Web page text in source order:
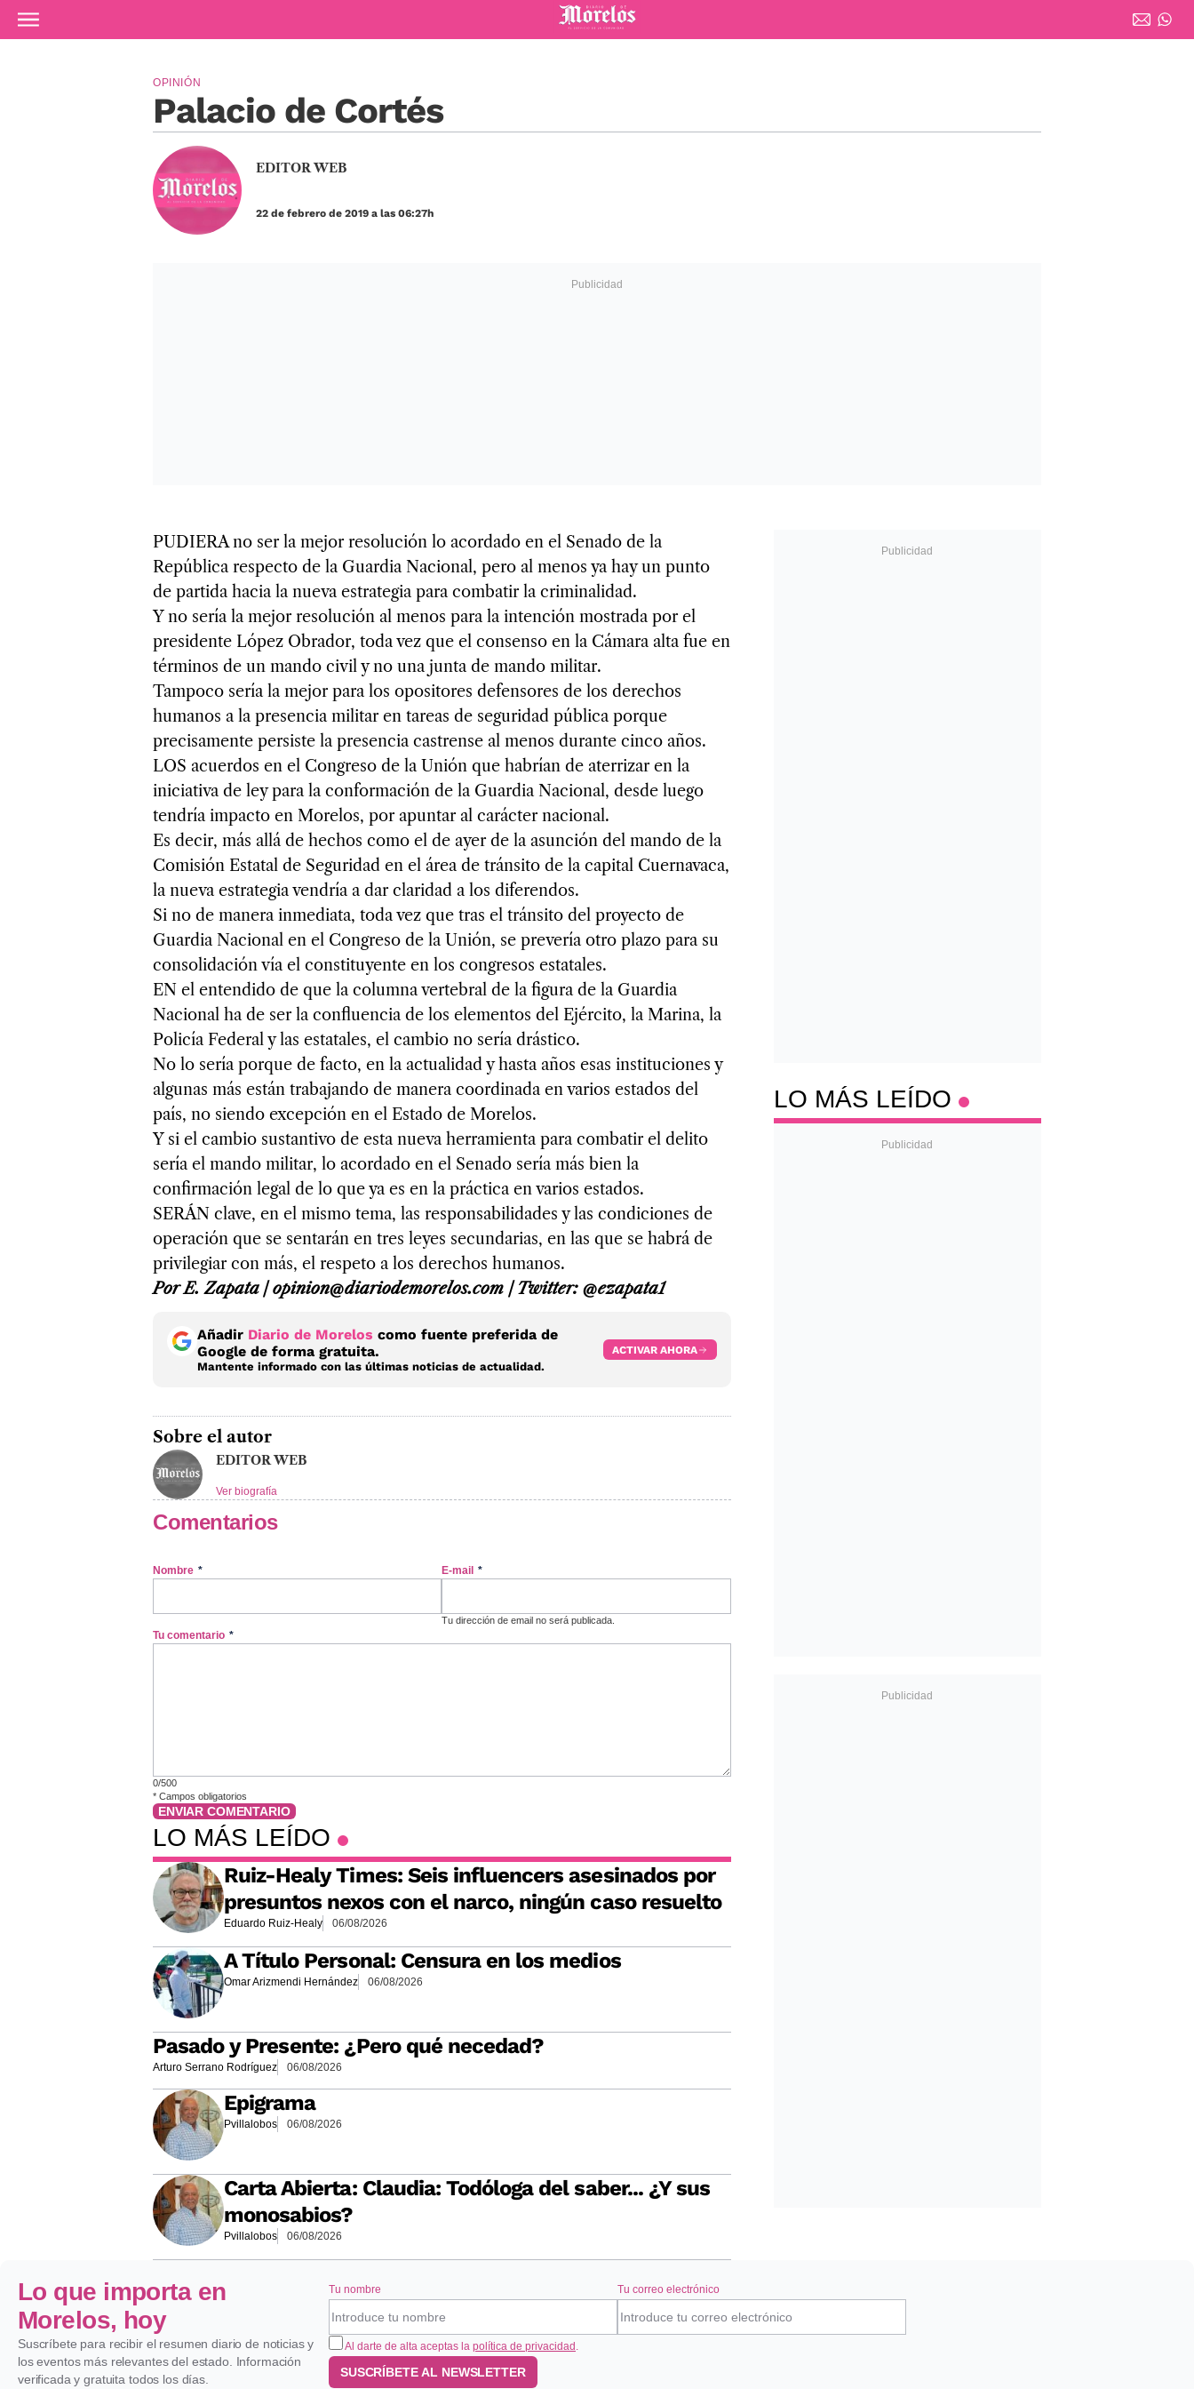
Ir al contenido principal
Diario de Morelos
Palacio de Cortés
OPINIÓN
EDITOR WEB
22 de febrero de 2019 a las 06:27h
PUDIERA no ser la mejor resolución lo acordado en el Senado de la
República respecto de la Guardia Nacional, pero al menos ya hay un punto
de partida hacia la nueva estrategia para combatir la criminalidad.
Y no sería la mejor resolución al menos para la intención mostrada por el
presidente López Obrador, toda vez que el consenso en la Cámara alta fue en
términos de un mando civil y no una junta de mando militar.
Tampoco sería la mejor para los opositores defensores de los derechos
humanos a la presencia militar en tareas de seguridad pública porque
precisamente persiste la presencia castrense al menos durante cinco años.
LOS acuerdos en el Congreso de la Unión que habrían de aterrizar en la
iniciativa de ley para la conformación de la Guardia Nacional, desde luego
tendría impacto en Morelos, por apuntar al carácter nacional.
Es decir, más allá de hechos como el de ayer de la asunción del mando de la
Comisión Estatal de Seguridad en el área de tránsito de la capital Cuernavaca,
la nueva estrategia vendría a dar claridad a los diferendos.
Si no de manera inmediata, toda vez que tras el tránsito del proyecto de
Guardia Nacional en el Congreso de la Unión, se prevería otro plazo para su
consolidación vía el constituyente en los congresos estatales.
EN el entendido de que la columna vertebral de la figura de la Guardia
Nacional ha de ser la confluencia de los elementos del Ejército, la Marina, la
Policía Federal y las estatales, el cambio no sería drástico.
No lo sería porque de facto, en la actualidad y hasta años esas instituciones y
algunas más están trabajando de manera coordinada en varios estados del
país, no siendo excepción en el Estado de Morelos.
Y si el cambio sustantivo de esta nueva herramienta para combatir el delito
sería el mando militar, lo acordado en el Senado sería más bien la
confirmación legal de lo que ya es en la práctica en varios estados.
SERÁN clave, en el mismo tema, las responsabilidades y las condiciones de
operación que se sentarán en tres leyes secundarias, en las que se habrá de
privilegiar con más, el respeto a los derechos humanos.
Por E. Zapata / opinion@diariodemorelos.com / Twitter: @ezapata1
Añadir Diario de Morelos como fuente preferida de
Google de forma gratuita.
Mantente informado con las últimas noticias de actualidad.
ACTIVAR AHORA
Sobre el autor
EDITOR WEB
Ver biografía
Comentarios
Nombre * E-mail *
Tu dirección de email no será publicada.
Tu comentario *
0/500
* Campos obligatorios
ENVIAR COMENTARIO
LO MÁS LEÍDO
Ruiz-Healy Times: Seis influencers asesinados por
presuntos nexos con el narco, ningún caso resuelto
Eduardo Ruiz-Healy 06/08/2026
A Título Personal: Censura en los medios
Omar Arizmendi Hernández 06/08/2026
Pasado y Presente: ¿Pero qué necedad?
Arturo Serrano Rodríguez 06/08/2026
Epigrama
Pvillalobos 06/08/2026
Carta Abierta: Claudia: Todóloga del saber... ¿Y sus
monosabios?
Pvillalobos 06/08/2026
LO MÁS LEÍDO
Lo que importa en
Morelos, hoy
Suscríbete para recibir el resumen diario de noticias y
los eventos más relevantes del estado. Información
verificada y gratuita todos los días.
Tu nombre Tu correo electrónico
Al darte de alta aceptas la política de privacidad .
SUSCRÍBETE AL NEWSLETTER